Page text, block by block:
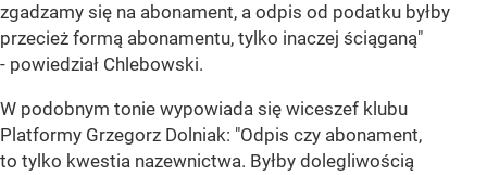
zgadzamy się na abonament, a odpis od podatku byłby
przecież formą abonamentu, tylko inaczej ściąganą"
- powiedział Chlebowski.
W podobnym tonie wypowiada się wiceszef klubu
Platformy Grzegorz Dolniak: "Odpis czy abonament,
to tylko kwestia nazewnictwa. Byłby dolegliwością